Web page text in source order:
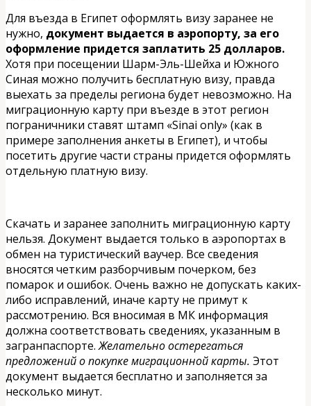
Для въезда в Египет оформлять визу заранее не
нужно, документ выдается в аэропорту, за его
оформление придется заплатить 25 долларов.
Хотя при посещении Шарм-Эль-Шейха и Южного
Синая можно получить бесплатную визу, правда
выехать за пределы региона будет невозможно. На
миграционную карту при въезде в этот регион
пограничники ставят штамп «Sinai only» (как в
примере заполнения анкеты в Египет), и чтобы
посетить другие части страны придется оформлять
отдельную платную визу.
Скачать и заранее заполнить миграционную карту
нельзя. Документ выдается только в аэропортах в
обмен на туристический ваучер. Все сведения
вносятся четким разборчивым почерком, без
помарок и ошибок. Очень важно не допускать каких-
либо исправлений, иначе карту не примут к
рассмотрению. Вся вносимая в МК информация
должна соответствовать сведениях, указанным в
загранпаспорте.Желательно остерегаться
предложений о покупке миграционной карты. Этот
документ выдается бесплатно и заполняется за
несколько минут.